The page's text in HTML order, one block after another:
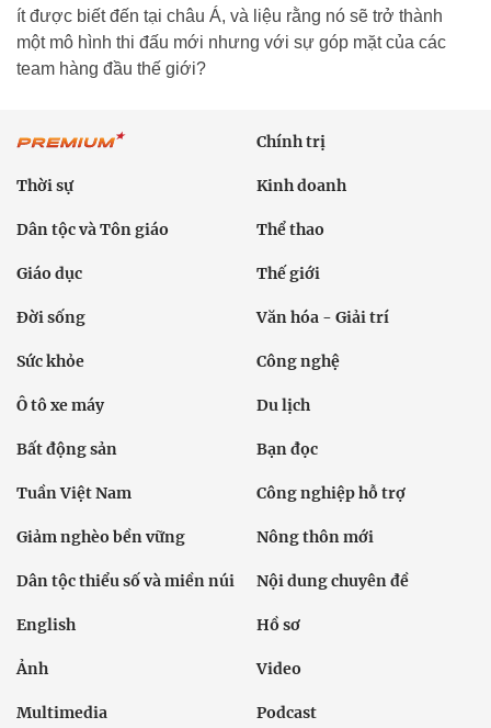
ít được biết đến tại châu Á, và liệu rằng nó sẽ trở thành
một mô hình thi đấu mới nhưng với sự góp mặt của các
team hàng đầu thế giới?
Chính trị
Thời sự Kinh doanh
Dân tộc và Tôn giáo Thể thao
Giáo dục Thế giới
Đời sống Văn hóa - Giải trí
Sức khỏe Công nghệ
Ô tô xe máy Du lịch
Bất động sản Bạn đọc
Tuần Việt Nam Công nghiệp hỗ trợ
Giảm nghèo bền vững Nông thôn mới
Dân tộc thiểu số và miền núi Nội dung chuyên đề
English Hồ sơ
Ảnh Video
Multimedia Podcast